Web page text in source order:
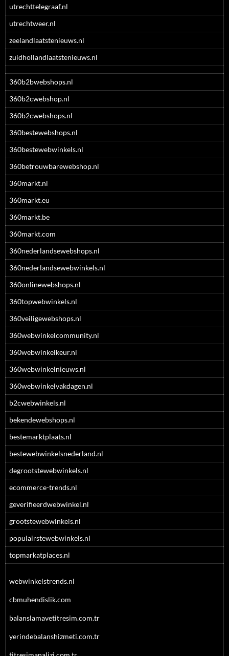
utrechttelegraaf.nl
utrechtweer.nl
zeelandlaatstenieuws.nl
zuidhollandlaatstenieuws.nl
360b2bwebshops.nl
360b2cwebshop.nl
360b2cwebshops.nl
360bestewebshops.nl
360bestewebwinkels.nl
360betrouwbarewebshop.nl
360markt.nl
360markt.eu
360markt.be
360markt.com
360nederlandsewebshops.nl
360nederlandsewebwinkels.nl
360onlinewebshops.nl
360topwebwinkels.nl
360veiligewebshops.nl
360webwinkelcommunity.nl
360webwinkelkeur.nl
360webwinkelnieuws.nl
360webwinkelvakdagen.nl
b2cwebwinkels.nl
bekendewebshops.nl
bestemarktplaats.nl
bestewebwinkelsnederland.nl
degrootstewebwinkels.nl
ecommerce-trends.nl
geverifieerdwebwinkel.nl
grootstewebwinkels.nl
populairstewebwinkels.nl
topmarkatplaces.nl
webwinkelstrends.nl
cbmuhendislik.com
balanslamavetitresim.com.tr
yerindebalanshizmeti.com.tr